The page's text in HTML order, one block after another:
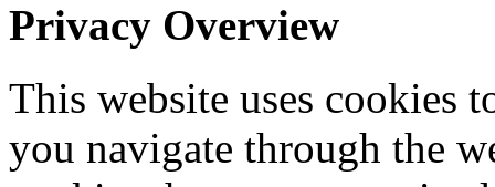
Privacy Overview
This website uses cookies
you navigate through the